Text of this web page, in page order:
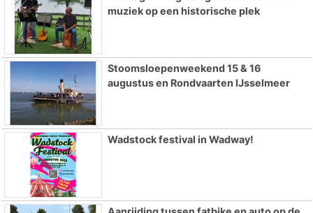
muziek op een historische plek
Stoomsloepenweekend 15 & 16
augustus en Rondvaarten IJsselmeer
Wadstock festival in Wadway!